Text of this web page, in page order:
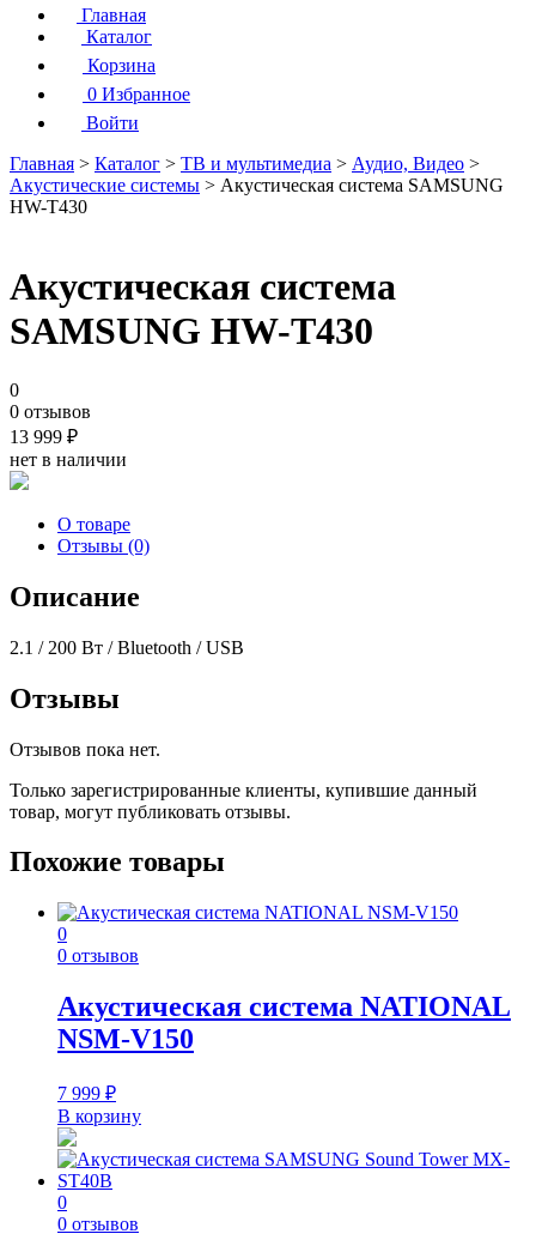
Главная
Каталог
Корзина
0 Избранное
Войти
Главная > Каталог > ТВ и мультимедиа > Аудио, Видео >
Акустические системы > Акустическая система SAMSUNG
HW-T430
Акустическая система
SAMSUNG HW-T430
0
0 отзывов
13 999 ₽
нет в наличии
О товаре
Отзывы (0)
Описание
2.1 / 200 Вт / Bluetooth / USB
Отзывы
Отзывов пока нет.
Только зарегистрированные клиенты, купившие данный
товар, могут публиковать отзывы.
Похожие товары
0
0 отзывов
Акустическая система NATIONAL
NSM-V150
7 999 ₽
В корзину
0
0 отзывов